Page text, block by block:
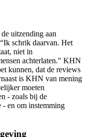
uitzending aan
schrik daarvan. Het
niet in
achterlaten." KHN
kunnen, dat de reviews
is KHN van mening
moeten
- zoals bij de
- en om instemming